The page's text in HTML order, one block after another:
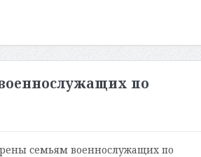
по
семьям военнослужащих по